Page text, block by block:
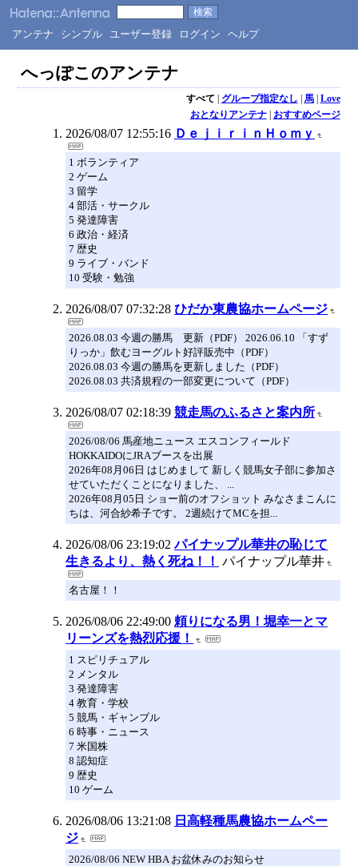
アンテナ シンプル ユーザー登録 ログイン ヘルプ
へっぽこのアンテナ
すべて | グループ指定なし | 馬| Love
おとなりアンテナ| おすすめページ
2026/08/07 12:55:16 ＤｅｊｉｒｉｎＨｏｍｙ
1 ボランティア
2 ゲーム
3 留学
4 部活・サークル
5 発達障害
6 政治・経済
7 歴史
9 ライブ・バンド
10 受験・勉強
2026/08/07 07:32:28 ひだか東農協ホームページ
2026.08.03 今週の勝馬 更新（PDF） 2026.06.10 「すず
りっか」飲むヨーグルト好評販売中（PDF）
2026.08.03 今週の勝馬を更新しました（PDF）
2026.08.03 共済規程の一部変更について（PDF）
2026/08/07 02:18:39 競走馬のふるさと案内所
2026/08/06 馬産地ニュース エスコンフィールド
HOKKAIDOにJRAブースを出展
2026年08月06日 はじめまして 新しく競馬女子部に参加さ
せていただくことになりました、 ...
2026年08月05日 ショー前のオフショット みなさまこんに
ちは、河合紗希子です。 2週続けてMCを担...
2026/08/06 23:19:02 パイナップル華井の恥じて
生きるより、熱く死ね！！ パイナップル華井
名古屋！！
2026/08/06 22:49:00 頼りになる男！堀幸一とマ
リーンズを熱烈応援！
1 スピリチュアル
2 メンタル
3 発達障害
4 教育・学校
5 競馬・ギャンブル
6 時事・ニュース
7 米国株
8 認知症
9 歴史
10 ゲーム
2026/08/06 13:21:08 日高軽種馬農協ホームペー
ジ
2026/08/06 NEW HBA お盆休みのお知らせ